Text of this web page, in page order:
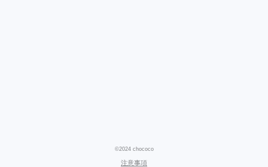
©2024 chococo
注意事項